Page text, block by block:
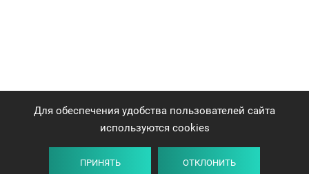
Для обеспечения удобства пользователей сайта
используются cookies
ПРИНЯТЬ ОТКЛОНИТЬ